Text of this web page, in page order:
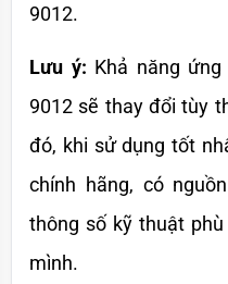
9012.
Lưu ý: Khả năng
9012 sẽ thay đổi tùy
đó, khi sử dụng tốt
chính hãng, có
thông số kỹ thuật
mình.